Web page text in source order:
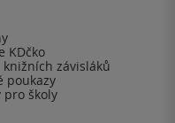
KDčko
knižních závisláků
poukazy
pro školy